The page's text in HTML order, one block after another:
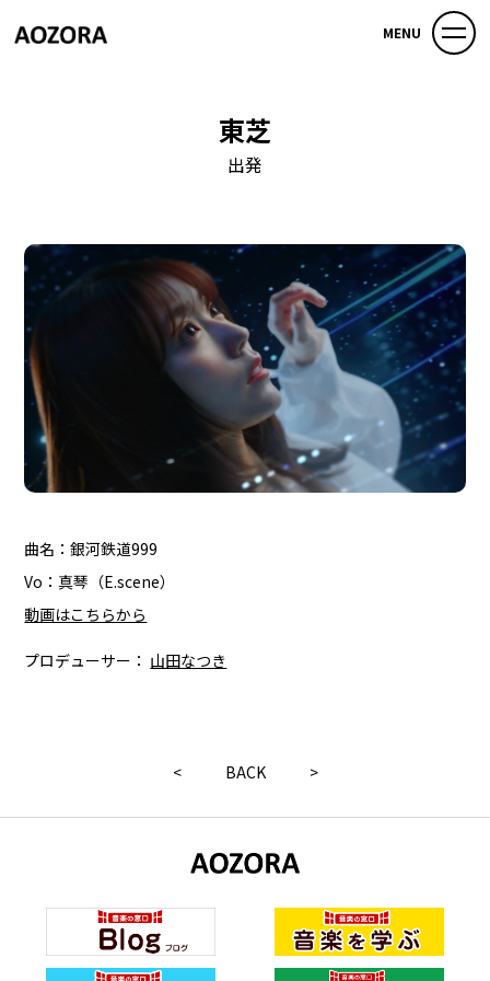
MENU
東芝
出発
曲名：銀河鉄道999
Vo：真琴（E.scene）
動画はこちらから
プロデューサー： 山田なつき
< BACK >